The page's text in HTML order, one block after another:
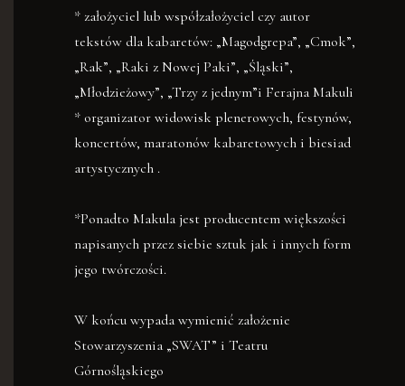
* założyciel lub współzałożyciel czy autor
tekstów dla kabaretów: „Magodgrepa”, „Cmok”,
„Rak”, „Raki z Nowej Paki”, „Śląski”,
„Młodzieżowy”, „Trzy z jednym”i Ferajna Makuli
* organizator widowisk plenerowych, festynów,
koncertów, maratonów kabaretowych i biesiad
artystycznych .
*Ponadto Makula jest producentem większości
napisanych przez siebie sztuk jak i innych form
jego twórczości.
W końcu wypada wymienić założenie
Stowarzyszenia „SWAT” i Teatru
Górnośląskiego